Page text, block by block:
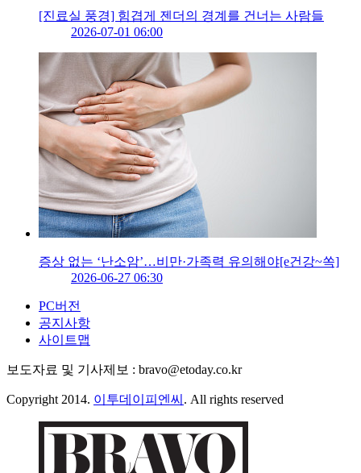
[진료실 풍경] 힘겹게 젠더의 경계를 건너는 사람들
2026-07-01 06:00
증상 없는 ‘난소암’…비만·가족력 유의해야[e건강~쏙]
2026-06-27 06:30
PC버전
공지사항
사이트맵
보도자료 및 기사제보 : bravo@etoday.co.kr
Copyright 2014. 이투데이피엔씨 . All rights reserved